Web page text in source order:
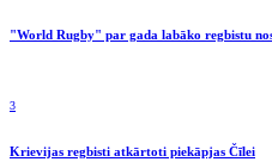
"World Rugby" par gada labāko regbistu
3
Krievijas regbisti atkārtoti piekāpjas Čīlei